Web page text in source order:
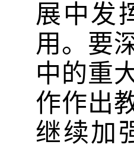
展中发
用。要
中的重
作作出
继续加